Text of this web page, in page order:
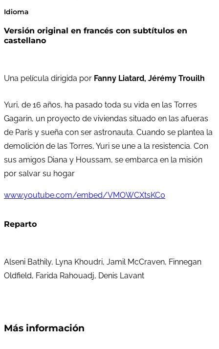
Idioma
Versión original en francés con subtítulos en
castellano
Una película dirigida por Fanny Liatard, Jérémy Trouilh
Yuri, de 16 años, ha pasado toda su vida en las Torres
Gagarin, un proyecto de viviendas situado en las afueras
de París y sueña con ser astronauta. Cuando se plantea la
demolición de las Torres, Yuri se une a la resistencia. Con
sus amigos Diana y Houssam, se embarca en la misión
por salvar su hogar
www.youtube.com/embed/VMOWCXtsKC0
Reparto
Alseni Bathily, Lyna Khoudri, Jamil McCraven, Finnegan
Oldfield, Farida Rahouadj, Denis Lavant
Más información